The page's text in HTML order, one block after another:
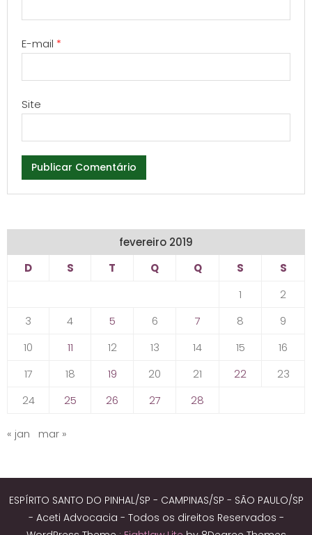
E-mail *
Site
fevereiro 2019
D
S T Q Q S
S
1
2
3
4 5 6 7 8
9
10
11 12 13 14 15
16
17
18 19 20 21 22
23
24
25 26 27 28
« jan mar »
ESPÍRITO SANTO DO PINHAL/SP - CAMPINAS/SP - SÃO PAULO/SP
- Aceti Advocacia - Todos os direitos Reservados -